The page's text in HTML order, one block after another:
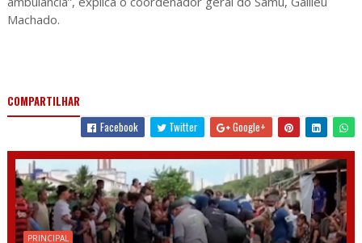
Machado.
COMPARTILHAR
Facebook
Twitter Google+
PRINCIPAL